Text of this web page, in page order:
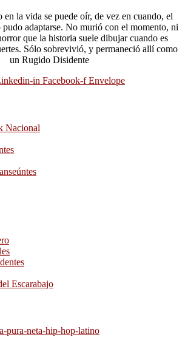
la vida se puede oír, de vez en cuando, el
pudo adaptarse. No murió con el momento, ni
que la historia suele dibujar cuando es
Sólo sobrevivió, y permaneció allí como
un Rugido Disidente
in Facebook-f Envelope
Nacional
Escarabajo